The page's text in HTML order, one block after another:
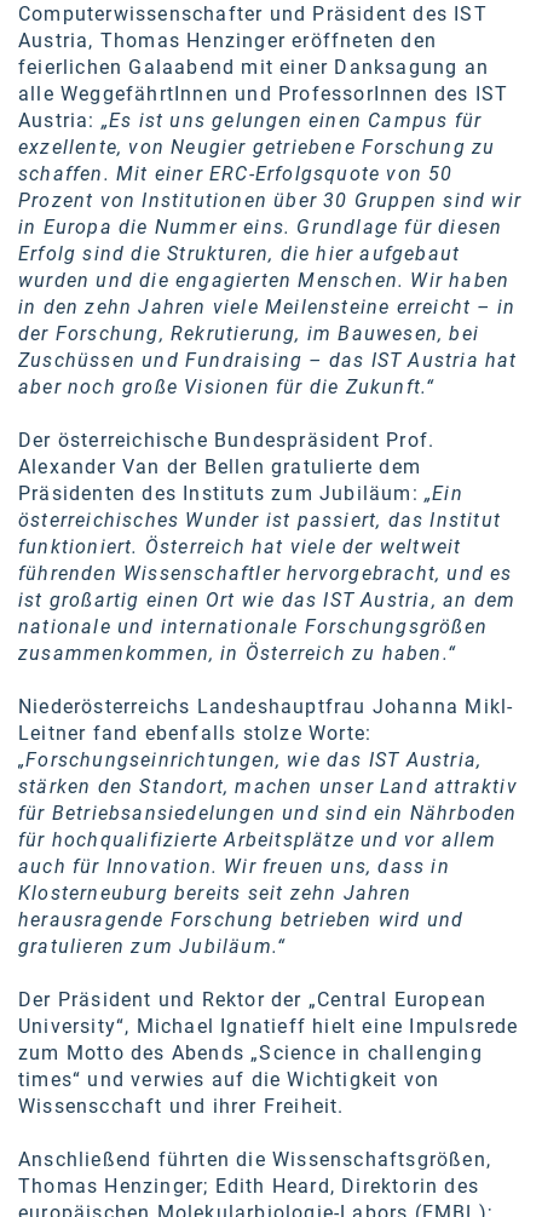
Smile Österreich
Strategie Austria
Strategy&
SW Umwelttechnik
TEDAI
TheVentury
VELUX
vivo
WALTER GROUP
WEB Windenergie AG
WEconomy - Diversity works!
Calle Libre
ÖZSV
Media
Kontakt
Computerwissenschafter und Präsident des IST
Austria, Thomas Henzinger eröffneten den
feierlichen Galaabend mit einer Danksagung an
alle WeggefährtInnen und ProfessorInnen des IST
Austria: „Es ist uns gelungen einen Campus für
exzellente, von Neugier getriebene Forschung zu
schaffen. Mit einer ERC-Erfolgsquote von 50
Prozent von Institutionen über 30 Gruppen sind wir
in Europa die Nummer eins. Grundlage für diesen
Erfolg sind die Strukturen, die hier aufgebaut
wurden und die engagierten Menschen. Wir haben
in den zehn Jahren viele Meilensteine erreicht – in
der Forschung, Rekrutierung, im Bauwesen, bei
Zuschüssen und Fundraising – das IST Austria hat
aber noch große Visionen für die Zukunft.“
Der österreichische Bundespräsident Prof.
Alexander Van der Bellen gratulierte dem
Präsidenten des Instituts zum Jubiläum:„Ein
österreichisches Wunder ist passiert, das Institut
funktioniert. Österreich hat viele der weltweit
führenden Wissenschaftler hervorgebracht, und es
ist großartig einen Ort wie das IST Austria, an dem
nationale und internationale Forschungsgrößen
zusammenkommen, in Österreich zu haben.“
Niederösterreichs Landeshauptfrau Johanna Mikl-
Leitner fand ebenfalls stolze Worte:
„Forschungseinrichtungen, wie das IST Austria,
stärken den Standort, machen unser Land attraktiv
für Betriebsansiedelungen und sind ein Nährboden
für hochqualifizierte Arbeitsplätze und vor allem
auch für Innovation. Wir freuen uns, dass in
Klosterneuburg bereits seit zehn Jahren
herausragende Forschung betrieben wird und
gratulieren zum Jubiläum.“
Der Präsident und Rektor der „Central European
University“, Michael Ignatieff hielt eine Impulsrede
zum Motto des Abends „Science in challenging
times“ und verwies auf die Wichtigkeit von
Wissenscchaft und ihrer Freiheit.
Anschließend führten die Wissenschaftsgrößen,
Thomas Henzinger; Edith Heard, Direktorin des
europäischen Molekularbiologie-Labors (EMBL);